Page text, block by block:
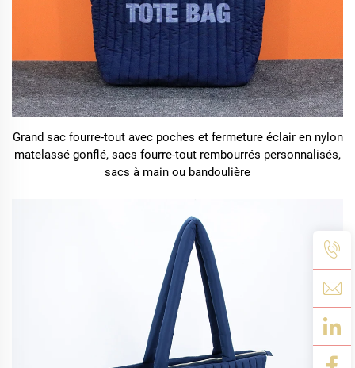
Grand sac fourre-tout avec poches et fermeture éclair en nylon
matelassé gonflé, sacs fourre-tout rembourrés personnalisés,
sacs à main ou bandoulière